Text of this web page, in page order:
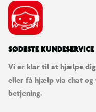
SØDESTE KUNDESERVICE
Vi er klar til at hjælpe
eller få hjælp via chat
betjening.